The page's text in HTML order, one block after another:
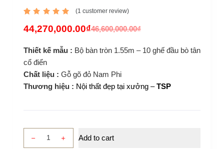
5.00out
of 5
custome
(1 customer review)
46,600,000.00₫
44,270,000.00₫
Thiết kế mẫu : Bộ bàn tròn 1.55m – 10 ghế đầu bò tân
cổ điển
Chất liệu : Gỗ gõ đỏ Nam Phi
Thương hiệu : Nội thất đẹp tại xưởng –TSP
Add to cart